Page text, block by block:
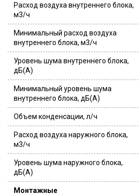
Расход воздуха внутреннего блока,
м3/ч
Минимальный расход воздуха
внутреннего блока, м3/ч
Уровень шума внутреннего блока,
дБ(А)
Минимальный уровень шума
внутреннего блока, дБ(А)
Объем конденсации, л/ч
Расход воздуха наружного блока,
м3/ч
Уровень шума наружного блока,
дБ(А)
Монтажные